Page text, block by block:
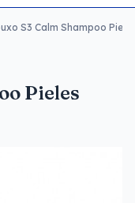
S3 Calm Shampoo
Pieles